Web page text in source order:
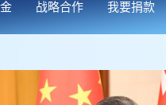
战略合作 我要捐款